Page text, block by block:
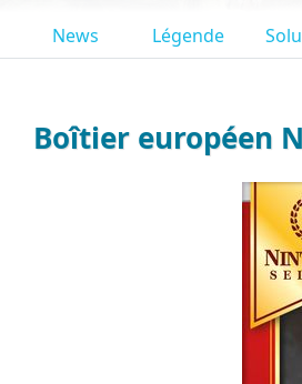
News Légende
Boîtier européen